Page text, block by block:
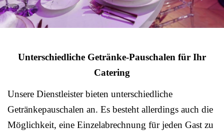
Unterschiedliche Getränke-Pauschalen für Ihr
Catering
Unsere Dienstleister bieten unterschiedliche
Getränkepauschalen an. Es besteht allerdings auch die
Möglichkeit, eine Einzelabrechnung für jeden Gast zu